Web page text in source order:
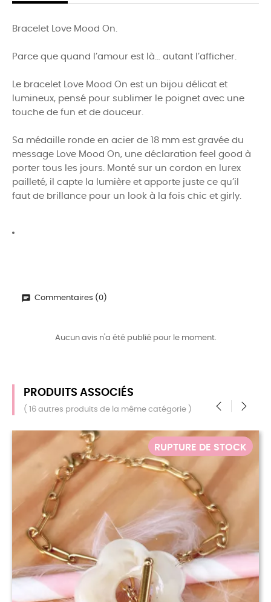
Bracelet Love Mood On.
Parce que quand l’amour est là… autant l’afficher.
Le bracelet Love Mood On est un bijou délicat et
lumineux, pensé pour sublimer le poignet avec une
touche de fun et de douceur.
Sa médaille ronde en acier de 18 mm est gravée du
message Love Mood On, une déclaration feel good à
porter tous les jours. Monté sur un cordon en lurex
pailleté, il capte la lumière et apporte juste ce qu’il
faut de brillance pour un look à la fois chic et girly.
Commentaires (0)
Aucun avis n'a été publié pour le moment.
PRODUITS ASSOCIÉS
( 16 autres produits de la même catégorie )
RUPTURE DE STOCK
‹ ›